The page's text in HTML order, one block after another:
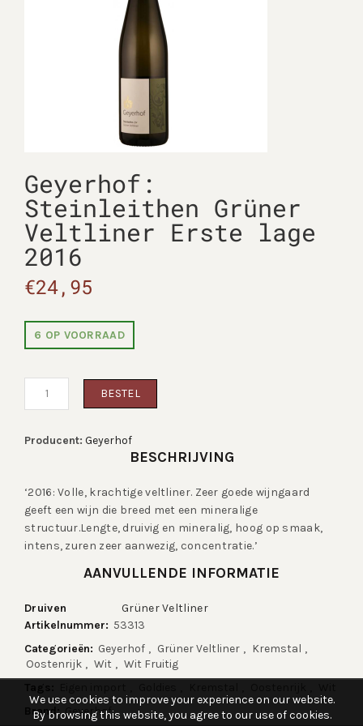
Geyerhof:
Steinleithen Grüner
Veltliner Erste lage
2016
€24,95
6 OP VOORRAAD
Geyerhof:
Steinleithen
Grüner
Erste
Lage
BESTEL
Producent: Geyerhof
BESCHRIJVING
‘2016: Volle, krachtige veltliner. Zeer goede wijngaard
geeft een wijn die breed met een mineralige
structuur.Lengte, druivig en mineralig, hoog op smaak,
intens, zuren zeer aanwezig, concentratie.’
AANVULLENDE INFORMATIE
Druiven
Grüner Veltliner
Artikelnummer: 53313
Categorieën: Geyerhof , Grüner Veltliner , Kremstal ,
Oostenrijk , Wit , Wit Fruitig
Brand:Geyerhof
We use cookies to improve your experience on our website.
By browsing this website, you agree to our use of cookies.